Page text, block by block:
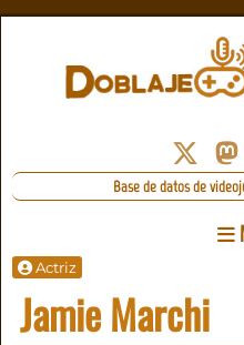
Base de datos de
Actriz
Jamie Marchi